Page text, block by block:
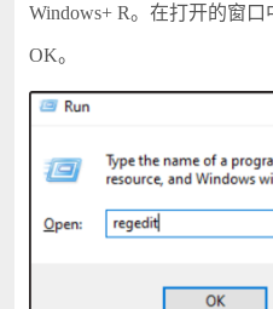
Windows+ R。在打开的窗
OK。